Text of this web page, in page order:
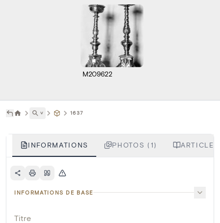
M209622
˅ 1637
INFORMATIONS PHOTOS (1)
INFORMATIONS DE BASE
Titre